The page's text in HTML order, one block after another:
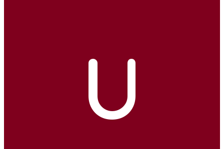
U